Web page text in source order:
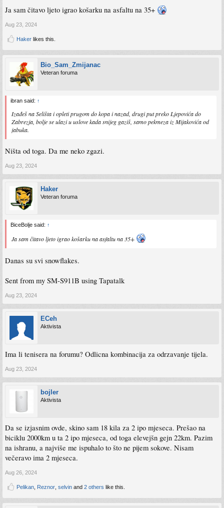
Ja sam čitavo ljeto igrao košarku na asfaltu na 35+
Aug 23, 2024
Haker likes this.
Bio_Sam_Zmijanac
Veteran foruma
ibran said: ↑
Izađeš na Selišta i opleti prugom do kopa i nazad, drugi put preko Ljepovića do
Zabrezja, bolje se ulazi u uslove kada snijeg gaziš, samo pekmeza iz Mijakovića od
jabuka.
Ništa od toga. Da me neko zgazi.
Aug 23, 2024
Haker
Veteran foruma
BiceBolje said: ↑
Ja sam čitavo ljeto igrao košarku na asfaltu na 35+
Danas su svi snowflakes.
Sent from my SM-S911B using Tapatalk
Aug 23, 2024
ECeh
Aktivista
Ima li tenisera na forumu? Odlicna kombinacija za odrzavanje tijela.
Aug 23, 2024
bojler
Aktivista
Da se izjasnim ovde, skino sam 18 kila za 2 ipo mjeseca. Prešao na
biciklu 2000km u ta 2 ipo mjeseca, od toga elevejšn gejn 22km. Pazim
na ishranu, a najviše me ispuhalo to što ne pijem sokove. Nisam
večeravo ima 2 mjeseca.
Aug 26, 2024
Pelikan Reznor selvin and 2 others like this.